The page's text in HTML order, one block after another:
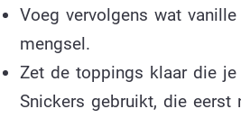
Voeg vervolgens wat
mengsel.
Zet de toppings klaar die
Snickers gebruikt, die